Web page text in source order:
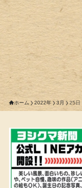
ホーム 2022年 3月 25日